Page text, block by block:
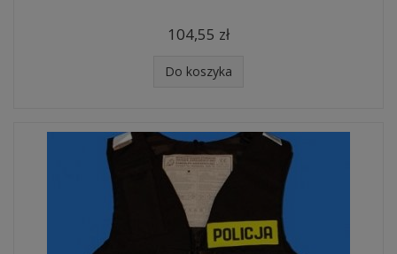
104,55 zł
Do koszyka